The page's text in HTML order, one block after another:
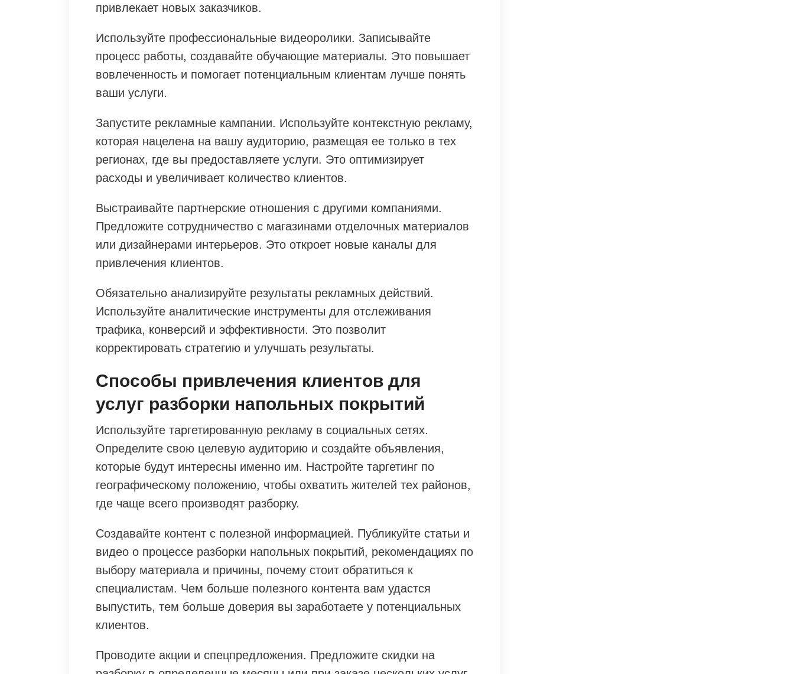
привлекает новых заказчиков.
Используйте профессиональные видеоролики. Записывайте
процесс работы, создавайте обучающие материалы. Это повышает
вовлеченность и помогает потенциальным клиентам лучше понять
ваши услуги.
Запустите рекламные кампании. Используйте контекстную рекламу,
которая нацелена на вашу аудиторию, размещая ее только в тех
регионах, где вы предоставляете услуги. Это оптимизирует
расходы и увеличивает количество клиентов.
Выстраивайте партнерские отношения с другими компаниями.
Предложите сотрудничество с магазинами отделочных материалов
или дизайнерами интерьеров. Это откроет новые каналы для
привлечения клиентов.
Обязательно анализируйте результаты рекламных действий.
Используйте аналитические инструменты для отслеживания
трафика, конверсий и эффективности. Это позволит
корректировать стратегию и улучшать результаты.
Способы привлечения клиентов для
услуг разборки напольных покрытий
Используйте таргетированную рекламу в социальных сетях.
Определите свою целевую аудиторию и создайте объявления,
которые будут интересны именно им. Настройте таргетинг по
географическому положению, чтобы охватить жителей тех районов,
где чаще всего производят разборку.
Создавайте контент с полезной информацией. Публикуйте статьи и
видео о процессе разборки напольных покрытий, рекомендациях по
выбору материала и причины, почему стоит обратиться к
специалистам. Чем больше полезного контента вам удастся
выпустить, тем больше доверия вы заработаете у потенциальных
клиентов.
Проводите акции и спецпредложения. Предложите скидки на